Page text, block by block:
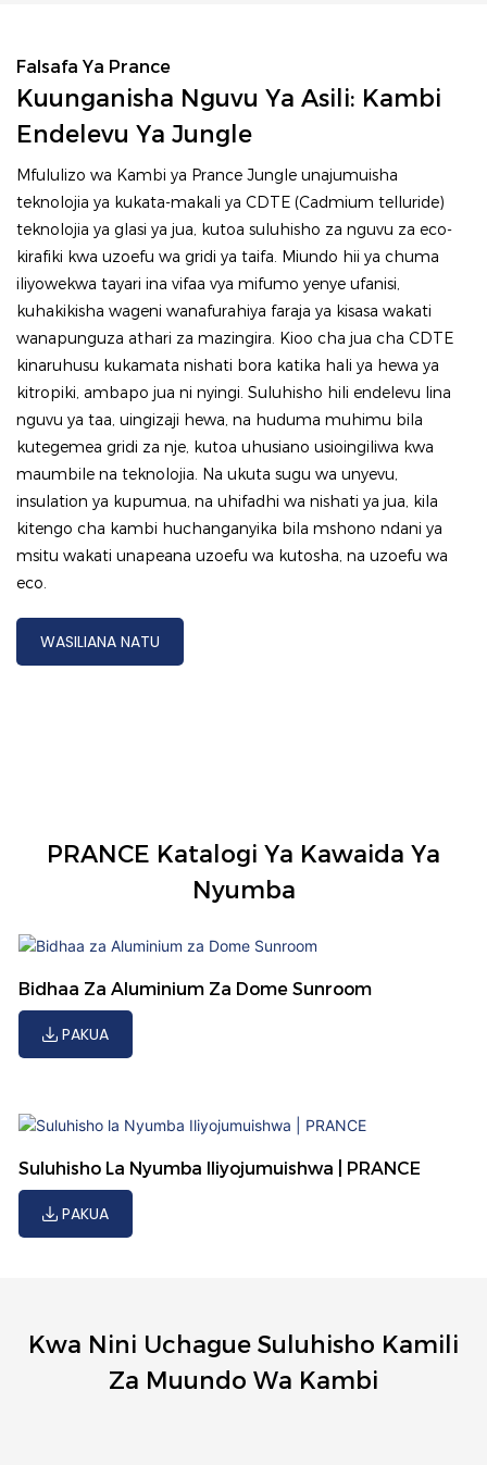
Falsafa Ya Prance
Kuunganisha Nguvu Ya Asili: Kambi
Endelevu Ya Jungle
Mfululizo wa Kambi ya Prance Jungle unajumuisha
teknolojia ya kukata-makali ya CDTE (Cadmium telluride)
teknolojia ya glasi ya jua, kutoa suluhisho za nguvu za eco-
kirafiki kwa uzoefu wa gridi ya taifa. Miundo hii ya chuma
iliyowekwa tayari ina vifaa vya mifumo yenye ufanisi,
kuhakikisha wageni wanafurahiya faraja ya kisasa wakati
wanapunguza athari za mazingira. Kioo cha jua cha CDTE
kinaruhusu kukamata nishati bora katika hali ya hewa ya
kitropiki, ambapo jua ni nyingi. Suluhisho hili endelevu lina
nguvu ya taa, uingizaji hewa, na huduma muhimu bila
kutegemea gridi za nje, kutoa uhusiano usioingiliwa kwa
maumbile na teknolojia. Na ukuta sugu wa unyevu,
insulation ya kupumua, na uhifadhi wa nishati ya jua, kila
kitengo cha kambi huchanganyika bila mshono ndani ya
msitu wakati unapeana uzoefu wa kutosha, na uzoefu wa
eco.
WASILIANA NATU
PRANCE Katalogi Ya Kawaida Ya
Nyumba
Bidhaa Za Aluminium Za Dome Sunroom
PAKUA
Suluhisho La Nyumba Iliyojumuishwa | PRANCE
PAKUA
Kwa Nini Uchague Suluhisho Kamili
Za Muundo Wa Kambi